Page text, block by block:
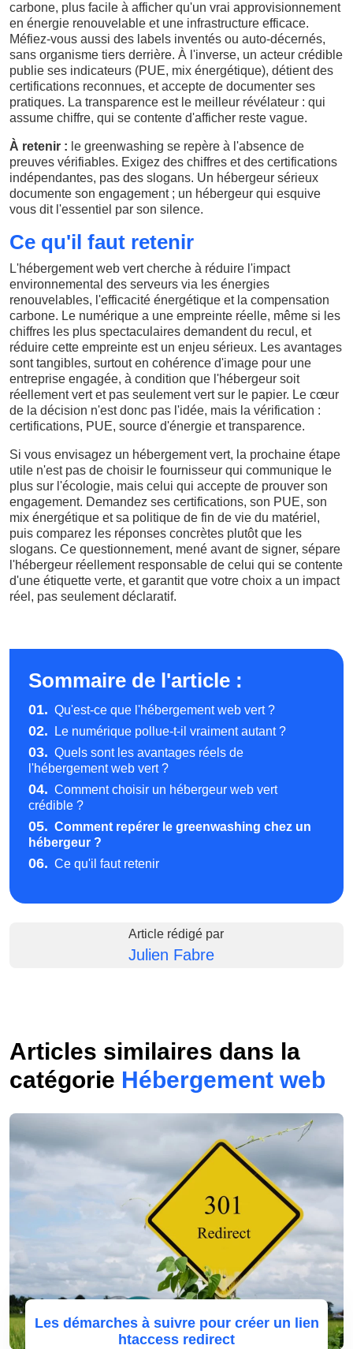
carbone, plus facile à afficher qu'un vrai approvisionnement
en énergie renouvelable et une infrastructure efficace.
Méfiez-vous aussi des labels inventés ou auto-décernés,
sans organisme tiers derrière. À l'inverse, un acteur crédible
publie ses indicateurs (PUE, mix énergétique), détient des
certifications reconnues, et accepte de documenter ses
pratiques. La transparence est le meilleur révélateur : qui
assume chiffre, qui se contente d'afficher reste vague.
À retenir : le greenwashing se repère à l'absence de
preuves vérifiables. Exigez des chiffres et des certifications
indépendantes, pas des slogans. Un hébergeur sérieux
documente son engagement ; un hébergeur qui esquive
vous dit l'essentiel par son silence.
Ce qu'il faut retenir
L'hébergement web vert cherche à réduire l'impact
environnemental des serveurs via les énergies
renouvelables, l'efficacité énergétique et la compensation
carbone. Le numérique a une empreinte réelle, même si les
chiffres les plus spectaculaires demandent du recul, et
réduire cette empreinte est un enjeu sérieux. Les avantages
sont tangibles, surtout en cohérence d'image pour une
entreprise engagée, à condition que l'hébergeur soit
réellement vert et pas seulement vert sur le papier. Le cœur
de la décision n'est donc pas l'idée, mais la vérification :
certifications, PUE, source d'énergie et transparence.
Si vous envisagez un hébergement vert, la prochaine étape
utile n'est pas de choisir le fournisseur qui communique le
plus sur l'écologie, mais celui qui accepte de prouver son
engagement. Demandez ses certifications, son PUE, son
mix énergétique et sa politique de fin de vie du matériel,
puis comparez les réponses concrètes plutôt que les
slogans. Ce questionnement, mené avant de signer, sépare
l'hébergeur réellement responsable de celui qui se contente
d'une étiquette verte, et garantit que votre choix a un impact
réel, pas seulement déclaratif.
Sommaire de l'article :
01. Qu'est-ce que l'hébergement web vert ?
02. Le numérique pollue-t-il vraiment autant ?
03. Quels sont les avantages réels de
l'hébergement web vert ?
04. Comment choisir un hébergeur web vert
crédible ?
05. Comment repérer le greenwashing chez un
hébergeur ?
06. Ce qu'il faut retenir
Article rédigé par
Julien Fabre
Articles similaires dans la
catégorie Hébergement web
Les démarches à suivre pour créer un lien
htaccess redirect